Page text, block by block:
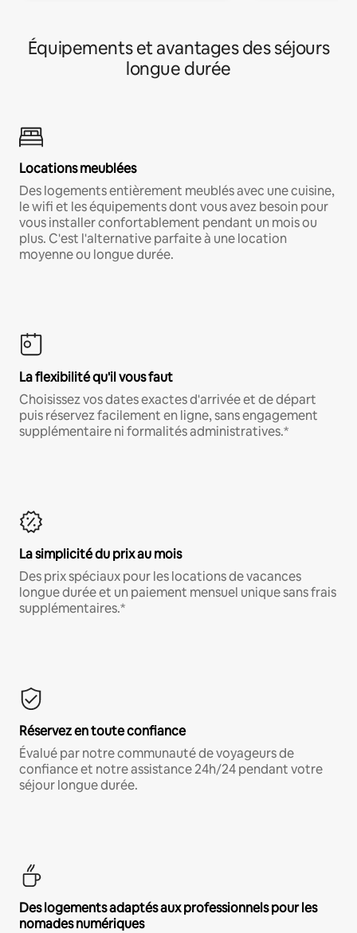
Équipements et avantages des séjours
longue durée
Locations meublées
Des logements entièrement meublés avec une cuisine,
le wifi et les équipements dont vous avez besoin pour
vous installer confortablement pendant un mois ou
plus. C'est l'alternative parfaite à une location
moyenne ou longue durée.
La flexibilité qu'il vous faut
Choisissez vos dates exactes d'arrivée et de départ
puis réservez facilement en ligne, sans engagement
supplémentaire ni formalités administratives.*
La simplicité du prix au mois
Des prix spéciaux pour les locations de vacances
longue durée et un paiement mensuel unique sans frais
supplémentaires.*
Réservez en toute confiance
Évalué par notre communauté de voyageurs de
confiance et notre assistance 24h/24 pendant votre
séjour longue durée.
Des logements adaptés aux professionnels pour les
nomades numériques